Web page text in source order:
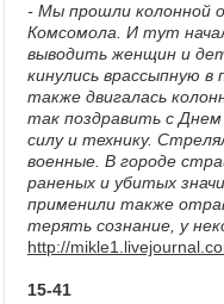
- Мы прошли колонной
Комсомола. И тут
выводить женщин и
кинулись врассыпную
также двигалась
так поздравить с
силу и технику.
военные. В городе
раненых и убитых
применили также
терять сознание, у
http://
15-41